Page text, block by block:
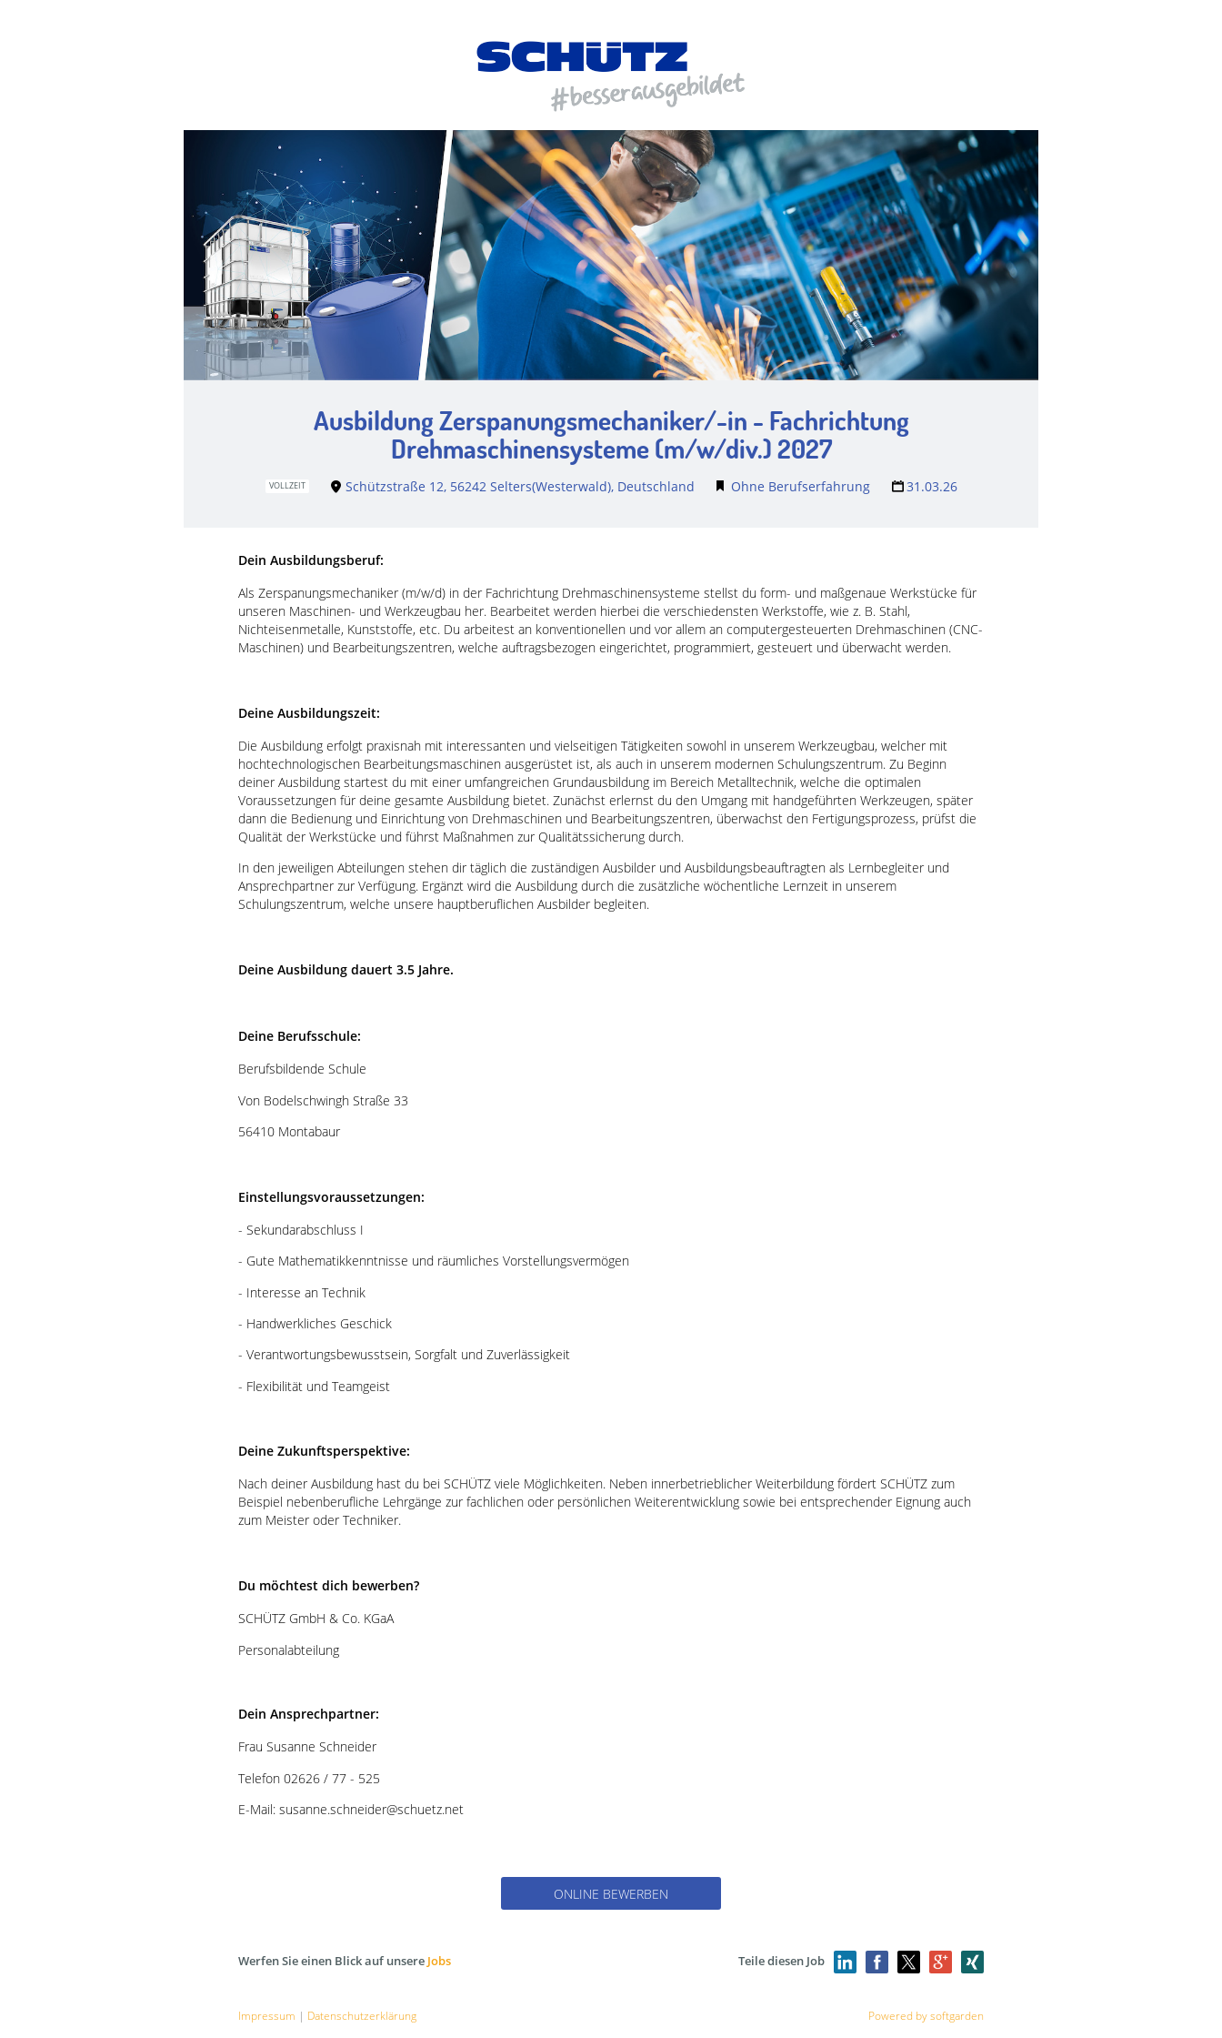
Ausbildung Zerspanungsmechaniker/-in - Fachrichtung
Drehmaschinensysteme (m/w/div.) 2027
VOLLZEIT Schützstraße 12, 56242 Selters(Westerwald), Deutschland Ohne Berufserfahrung 31.03.26
Dein Ausbildungsberuf:
Als Zerspanungsmechaniker (m/w/d) in der Fachrichtung Drehmaschinensysteme stellst du form- und maßgenaue Werkstücke für
unseren Maschinen- und Werkzeugbau her. Bearbeitet werden hierbei die verschiedensten Werkstoffe, wie z. B. Stahl,
Nichteisenmetalle, Kunststoffe, etc. Du arbeitest an konventionellen und vor allem an computergesteuerten Drehmaschinen (CNC-
Maschinen) und Bearbeitungszentren, welche auftragsbezogen eingerichtet, programmiert, gesteuert und überwacht werden.
Deine Ausbildungszeit:
Die Ausbildung erfolgt praxisnah mit interessanten und vielseitigen Tätigkeiten sowohl in unserem Werkzeugbau, welcher mit
hochtechnologischen Bearbeitungsmaschinen ausgerüstet ist, als auch in unserem modernen Schulungszentrum. Zu Beginn
deiner Ausbildung startest du mit einer umfangreichen Grundausbildung im Bereich Metalltechnik, welche die optimalen
Voraussetzungen für deine gesamte Ausbildung bietet. Zunächst erlernst du den Umgang mit handgeführten Werkzeugen, später
dann die Bedienung und Einrichtung von Drehmaschinen und Bearbeitungszentren, überwachst den Fertigungsprozess, prüfst die
Qualität der Werkstücke und führst Maßnahmen zur Qualitätssicherung durch.
In den jeweiligen Abteilungen stehen dir täglich die zuständigen Ausbilder und Ausbildungsbeauftragten als Lernbegleiter und
Ansprechpartner zur Verfügung. Ergänzt wird die Ausbildung durch die zusätzliche wöchentliche Lernzeit in unserem
Schulungszentrum, welche unsere hauptberuflichen Ausbilder begleiten.
Deine Ausbildung dauert 3.5 Jahre.
Deine Berufsschule:
Berufsbildende Schule
Von Bodelschwingh Straße 33
56410 Montabaur
Einstellungsvoraussetzungen:
- Sekundarabschluss I
- Gute Mathematikkenntnisse und räumliches Vorstellungsvermögen
- Interesse an Technik
- Handwerkliches Geschick
- Verantwortungsbewusstsein, Sorgfalt und Zuverlässigkeit
- Flexibilität und Teamgeist
Deine Zukunftsperspektive:
Nach deiner Ausbildung hast du bei SCHÜTZ viele Möglichkeiten. Neben innerbetrieblicher Weiterbildung fördert SCHÜTZ zum
Beispiel nebenberufliche Lehrgänge zur fachlichen oder persönlichen Weiterentwicklung sowie bei entsprechender Eignung auch
zum Meister oder Techniker.
Du möchtest dich bewerben?
SCHÜTZ GmbH & Co. KGaA
Personalabteilung
Dein Ansprechpartner:
Frau Susanne Schneider
Telefon 02626 / 77 - 525
E-Mail: susanne.schneider@schuetz.net
ONLINE BEWERBEN
Werfen Sie einen Blick auf unsere Jobs Teile diesen Job
Impressum | Datenschutzerklärung Powered by softgarden